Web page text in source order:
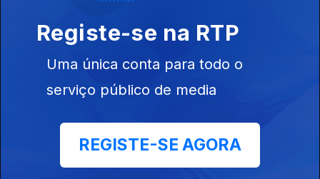
Maria Rueff
09 out. 2024
Mário Cláudio
Registe-se na RTP
Uma única conta para todo o
serviço público de media
REGISTE-SE AGORA